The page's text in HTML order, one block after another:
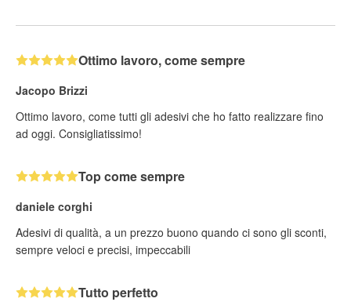
Ottimo lavoro, come sempre
Jacopo Brizzi
Ottimo lavoro, come tutti gli adesivi che ho fatto realizzare fino
ad oggi. Consigliatissimo!
Top come sempre
daniele corghi
Adesivi di qualità, a un prezzo buono quando ci sono gli sconti,
sempre veloci e precisi, impeccabili
Tutto perfetto